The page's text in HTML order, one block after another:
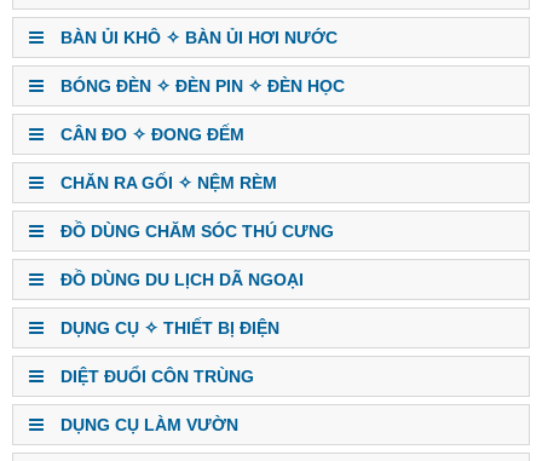
BÀN ỦI KHÔ ✧ BÀN ỦI HƠI NƯỚC
BÓNG ĐÈN ✧ ĐÈN PIN ✧ ĐÈN HỌC
CÂN ĐO ✧ ĐONG ĐẾM
CHĂN RA GỐI ✧ NỆM RÈM
ĐỒ DÙNG CHĂM SÓC THÚ CƯNG
ĐỒ DÙNG DU LỊCH DÃ NGOẠI
DỤNG CỤ ✧ THIẾT BỊ ĐIỆN
DIỆT ĐUỔI CÔN TRÙNG
DỤNG CỤ LÀM VƯỜN